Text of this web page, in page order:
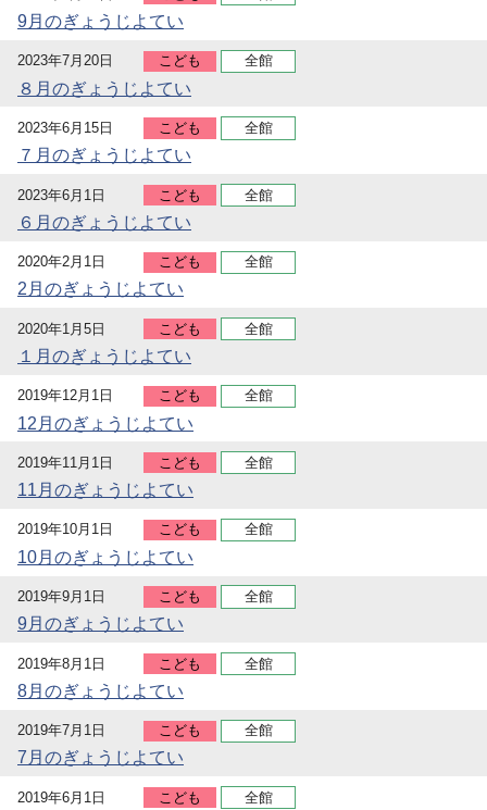
9月のぎょうじよてい
2023年7月20日 こども 全館
８月のぎょうじよてい
2023年6月15日 こども 全館
７月のぎょうじよてい
2023年6月1日 こども 全館
６月のぎょうじよてい
2020年2月1日 こども 全館
2月のぎょうじよてい
2020年1月5日 こども 全館
１月のぎょうじよてい
2019年12月1日 こども 全館
12月のぎょうじよてい
2019年11月1日 こども 全館
11月のぎょうじよてい
2019年10月1日 こども 全館
10月のぎょうじよてい
2019年9月1日 こども 全館
9月のぎょうじよてい
2019年8月1日 こども 全館
8月のぎょうじよてい
2019年7月1日 こども 全館
7月のぎょうじよてい
2019年6月1日 こども 全館